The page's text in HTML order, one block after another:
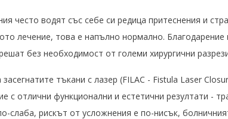
често водят със себе си редица притеснения и
лечение, това е напълно нормално.
без необходимост от големи хирургични
тъкани с лазер (FILAC - Fistula Laser
с отлични функционални и естетични резултати -
слаба, рискът от усложнения е по-нисък,